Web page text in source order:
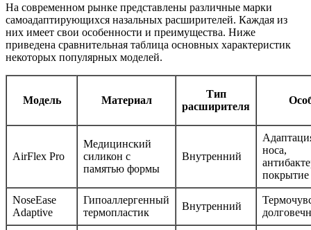
На современном рынке представлены различные марки
самоадаптирующихся назальных расширителей. Каждая из
них имеет свои особенности и преимущества. Ниже
приведена сравнительная таблица основных характеристик
некоторых популярных моделей.
Модель Материал
Тип
расширителя
AirFlex Pro
Медицинский
силикон с
памятью формы
Внутренний
носа,
покрытие
NoseEase
Adaptive
Гипоаллергенный
термопластик
Внутренний